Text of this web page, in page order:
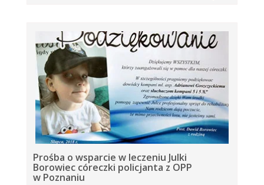
Prośba o wsparcie w leczeniu Julki
Borowiec córeczki policjanta z OPP
w Poznaniu